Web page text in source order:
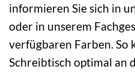
informieren Sie sich in
oder in unserem
verfügbaren Farben. So
Schreibtisch optimal an